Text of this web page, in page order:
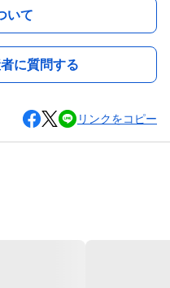
いて
に質問する
リンクをコピー